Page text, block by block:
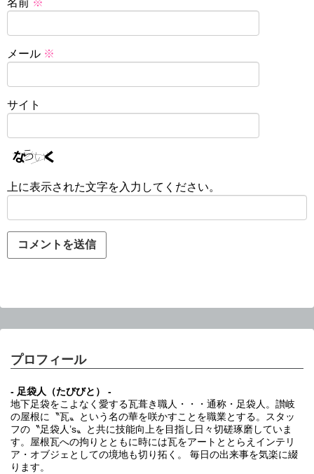
名前 ※
メール ※
サイト
上に表示された文字を入力してください。
プロフィール
- 足袋人（たびびと） -
地下足袋をこよなく愛する瓦葺き職人・・・通称・足袋人。讃岐
の屋根に〝瓦〟という名の華を咲かすことを職業とする。スタッ
フの〝足袋人’s〟と共に技能向上を目指し日々切磋琢磨していま
す。屋根瓦への拘りとともに時には瓦をアートととらえインテリ
ア・オブジェとしての境地も切り拓く。 毎日の出来事を気楽に綴
ります。